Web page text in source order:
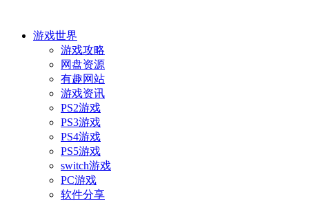
游戏世界
游戏攻略
网盘资源
有趣网站
游戏资讯
PS2游戏
PS3游戏
PS4游戏
PS5游戏
switch游戏
PC游戏
软件分享